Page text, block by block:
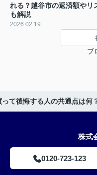
れる？越谷市の返済額やリ
も解説
2026.02.19
ブ
って後悔する人の共通点は何
株式
0120-723-123